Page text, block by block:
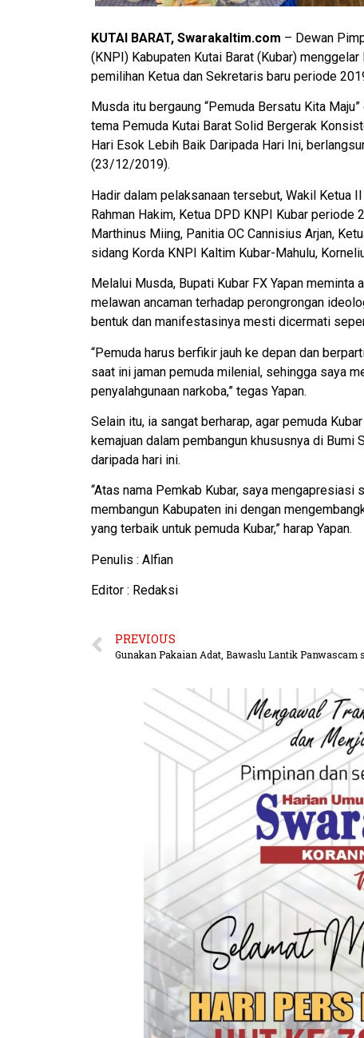
KUTAI BARAT, Swarakaltim.com – Dewan
(KNPI) Kabupaten Kutai Barat (Kubar)
pemilihan Ketua dan Sekretaris baru periode
Musda itu bergaung “Pemuda Bersatu Kita
tema Pemuda Kutai Barat Solid Bergerak
Hari Esok Lebih Baik Daripada Hari Ini,
(23/12/2019).
Hadir dalam pelaksanaan tersebut, Wakil Ketua
Rahman Hakim, Ketua DPD KNPI Kubar
Marthinus Miing, Panitia OC Cannisius Arjan,
sidang Korda KNPI Kaltim Kubar-Mahulu,
Melalui Musda, Bupati Kubar FX Yapan
melawan ancaman terhadap perongrongan
bentuk dan manifestasinya mesti dicermati
“Pemuda harus berfikir jauh ke depan dan
saat ini jaman pemuda milenial, sehingga saya
penyalahgunaan narkoba,” tegas Yapan.
Selain itu, ia sangat berharap, agar pemuda
kemajuan dalam pembangun khususnya di
daripada hari ini.
“Atas nama Pemkab Kubar, saya
membangun Kabupaten ini dengan
yang terbaik untuk pemuda Kubar,” harap Yapan.
Penulis : Alfian
Editor : Redaksi
PREVIOUS